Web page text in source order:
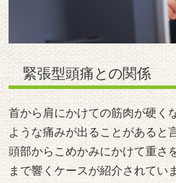
緊張型頭痛との関係
首から肩にかけての筋肉が硬く
ような痛みが出ることがあると
頭部からこめかみにかけて重さ
まで響くケースが紹介されてい